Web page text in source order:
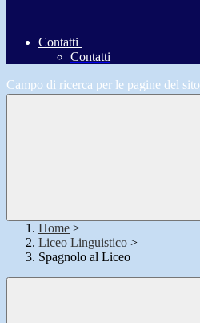
Contatti
Contatti
Campo di ricerca per le pagine del sito
Home >
Liceo Linguistico >
Spagnolo al Liceo